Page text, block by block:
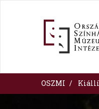
OSZMI